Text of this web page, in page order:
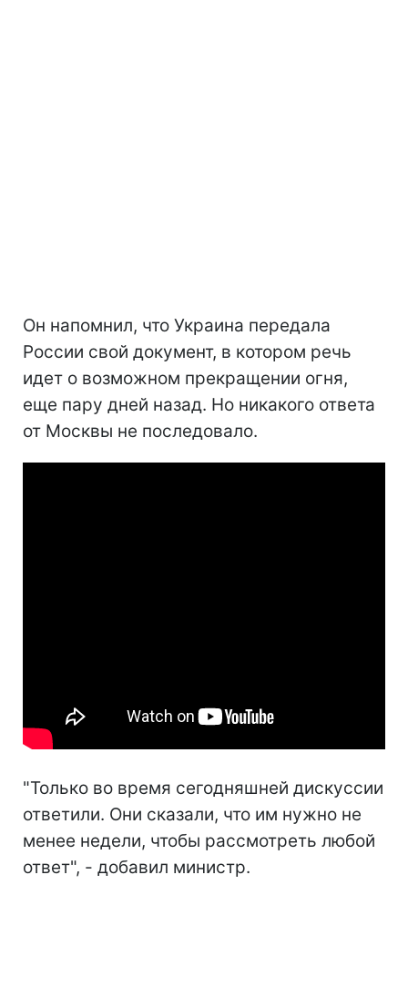
Он напомнил, что Украина передала
России свой документ, в котором речь
идет о возможном прекращении огня,
еще пару дней назад. Но никакого ответа
от Москвы не последовало.
"Только во время сегодняшней дискуссии
ответили. Они сказали, что им нужно не
менее недели, чтобы рассмотреть любой
ответ", - добавил министр.